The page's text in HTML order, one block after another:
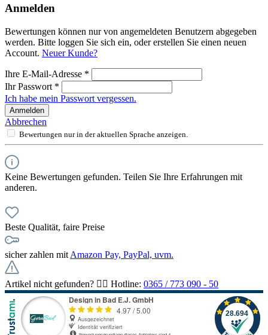
Anmelden
Bewertungen können nur von angemeldeten Benutzern abgegeben
werden. Bitte loggen Sie sich ein, oder erstellen Sie einen neuen
Account. Neuer Kunde?
Ihre E-Mail-Adresse *
Ihr Passwort *
Ich habe mein Passwort vergessen.
Anmelden
Abbrechen
Bewertungen nur in der aktuellen Sprache anzeigen.
Keine Bewertungen gefunden. Teilen Sie Ihre Erfahrungen mit
anderen.
Beste Qualität, faire Preise
sicher zahlen mit Amazon Pay, PayPal, uvm.
Artikel nicht gefunden? 👉🏻 Hotline: 0365 / 773 090 - 50